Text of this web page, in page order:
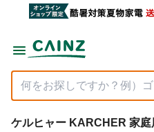
ケルヒャー KARCHER 家